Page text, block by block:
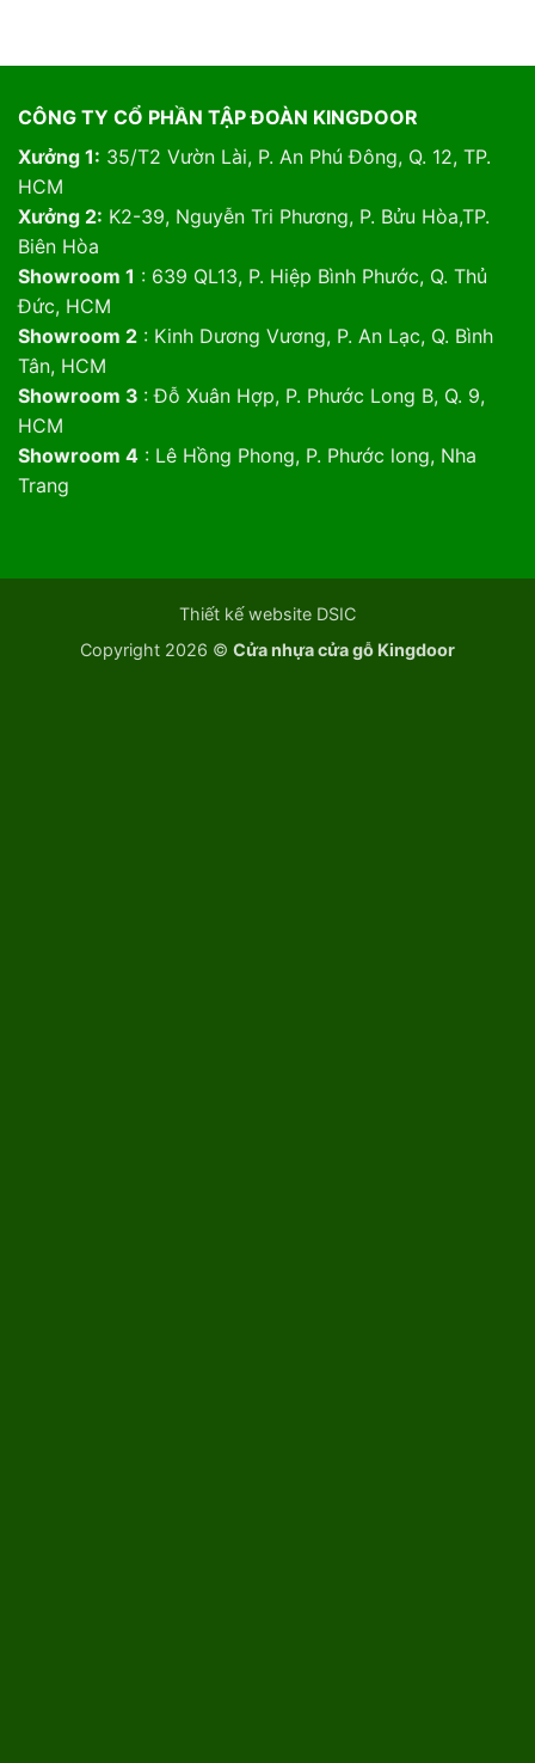
CÔNG TY CỔ PHẦN TẬP ĐOÀN KINGDOOR
Xưởng 1: 35/T2 Vườn Lài, P. An Phú Đông, Q. 12, TP.
HCM
Xưởng 2: K2-39, Nguyễn Tri Phương, P. Bửu Hòa,TP.
Biên Hòa
Showroom 1 : 639 QL13, P. Hiệp Bình Phước, Q. Thủ
Đức, HCM
Showroom 2: Kinh Dương Vương, P. An Lạc, Q. Bình
Tân, HCM
Showroom 3 : Đỗ Xuân Hợp, P. Phước Long B, Q. 9,
HCM
Showroom 4: Lê Hồng Phong, P. Phước long, Nha
Trang
Thiết kế website DSIC
Copyright 2026 © Cửa nhựa cửa gỗ Kingdoor